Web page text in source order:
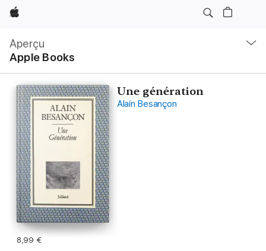
Apple
Aperçu
Apple Books
locale
Ouvrir
menu
Une génération
Alain Besançon
8,99 €